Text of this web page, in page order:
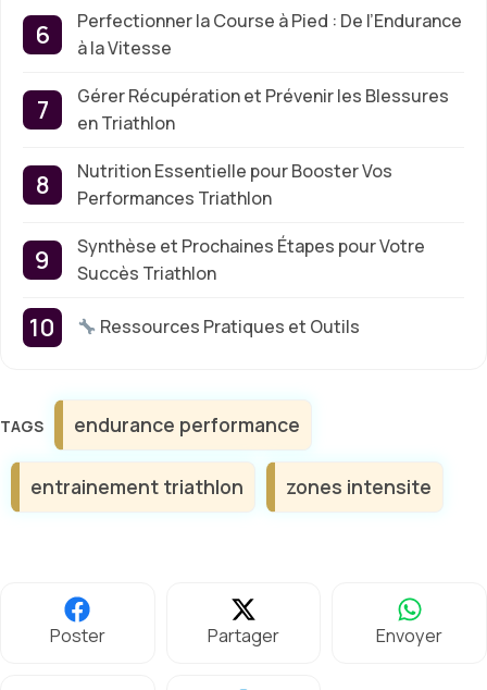
Perfectionner la Course à Pied : De l’Endurance
à la Vitesse
Gérer Récupération et Prévenir les Blessures
en Triathlon
Nutrition Essentielle pour Booster Vos
Performances Triathlon
Synthèse et Prochaines Étapes pour Votre
Succès Triathlon
Ressources Pratiques et Outils
Étiquettes
endurance performance
entrainement triathlon zones intensite
Poster Partager Envoyer